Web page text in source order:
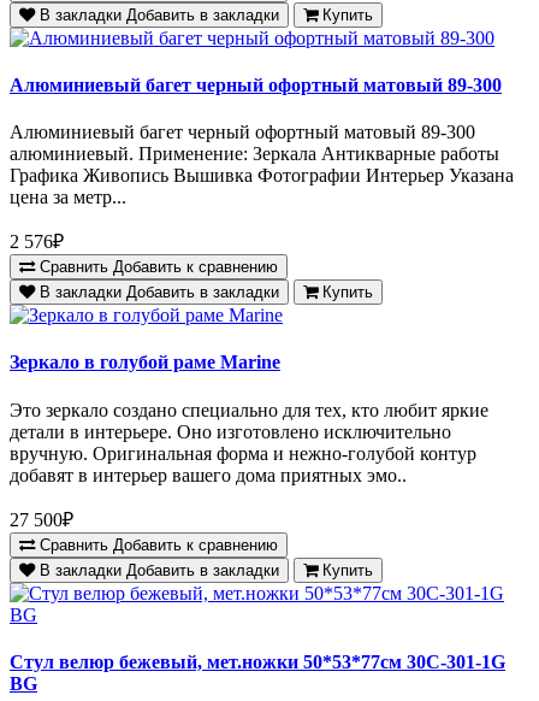
В закладки Добавить в закладки Купить
Алюминиевый багет черный офортный матовый 89-300
Алюминиевый багет черный офортный матовый 89-300
алюминиевый. Применение: Зеркала Антикварные работы
Графика Живопись Вышивка Фотографии Интерьер Указана
цена за метр...
2 576₽
Сравнить Добавить к сравнению
В закладки Добавить в закладки Купить
Зеркало в голубой раме Marine
Это зеркало создано специально для тех, кто любит яркие
детали в интерьере. Оно изготовлено исключительно
вручную. Оригинальная форма и нежно-голубой контур
добавят в интерьер вашего дома приятных эмо..
27 500₽
Сравнить Добавить к сравнению
В закладки Добавить в закладки Купить
Стул велюр бежевый, мет.ножки 50*53*77см 30C-301-1G
BG